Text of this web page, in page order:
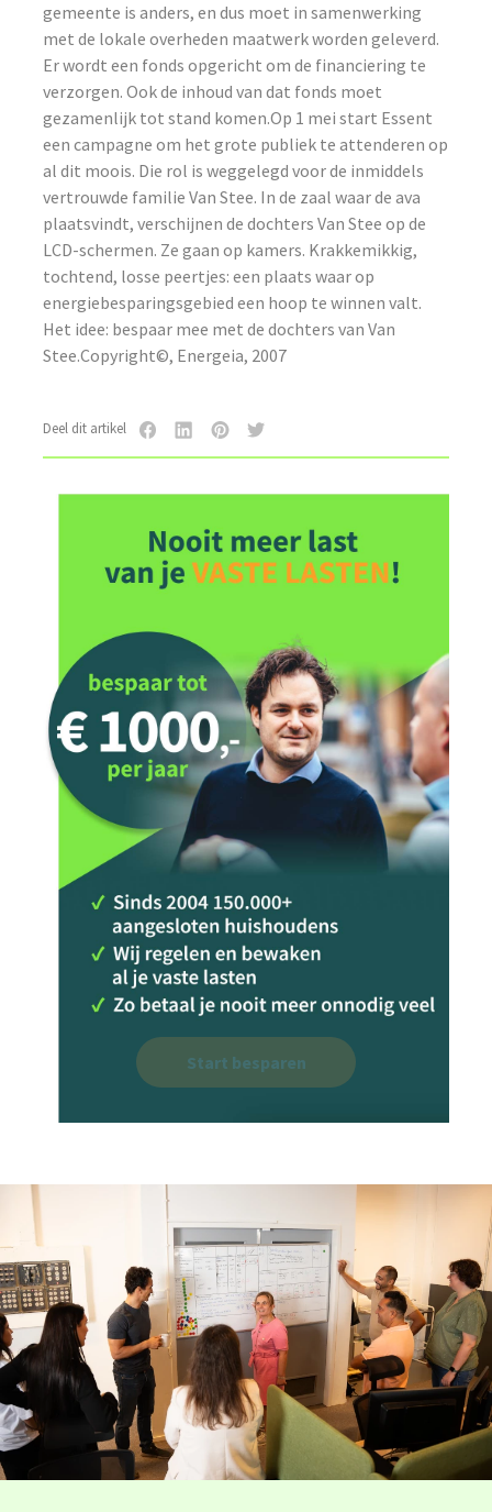
gemeente is anders, en dus moet in samenwerking
met de lokale overheden maatwerk worden geleverd.
Er wordt een fonds opgericht om de financiering te
verzorgen. Ook de inhoud van dat fonds moet
gezamenlijk tot stand komen.Op 1 mei start Essent
een campagne om het grote publiek te attenderen op
al dit moois. Die rol is weggelegd voor de inmiddels
vertrouwde familie Van Stee. In de zaal waar de ava
plaatsvindt, verschijnen de dochters Van Stee op de
LCD-schermen. Ze gaan op kamers. Krakkemikkig,
tochtend, losse peertjes: een plaats waar op
energiebesparingsgebied een hoop te winnen valt.
Het idee: bespaar mee met de dochters van Van
Stee.Copyright©, Energeia, 2007
Deel dit artikel
Start besparen